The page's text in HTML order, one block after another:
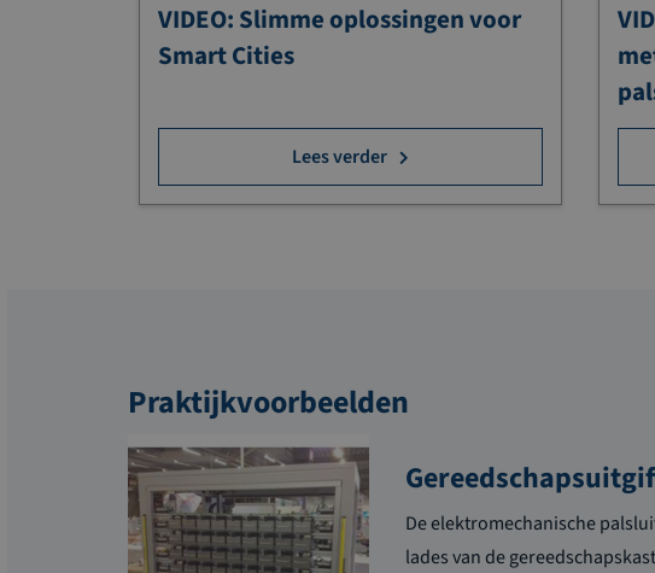
VIDEO: Slimme oplossingen voor
Smart Cities
Lees verder
Praktijkvoorbeelden
De elektromechanische
lades van de